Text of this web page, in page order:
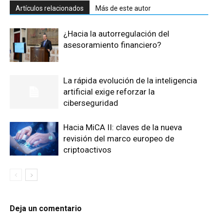
Artículos relacionados Más de este autor
¿Hacia la autorregulación del
asesoramiento financiero?
La rápida evolución de la inteligencia
artificial exige reforzar la
ciberseguridad
Hacia MiCA II: claves de la nueva
revisión del marco europeo de
criptoactivos
Deja un comentario